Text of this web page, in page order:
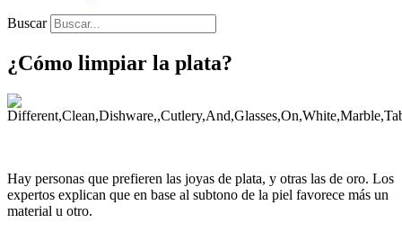
Buscar
¿Cómo limpiar la plata?
Hay personas que prefieren las joyas de plata, y otras las de oro. Los
expertos explican que en base al subtono de la piel favorece más un
material u otro.